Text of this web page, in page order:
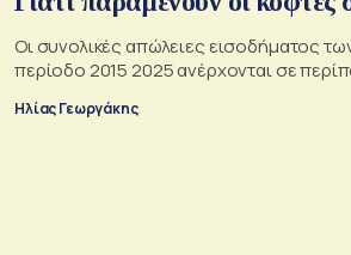
Οι συνολικές απώλειες εισοδήματος
περίοδο 2015 2025 ανέρχονται σε
Ηλίας Γεωργάκης